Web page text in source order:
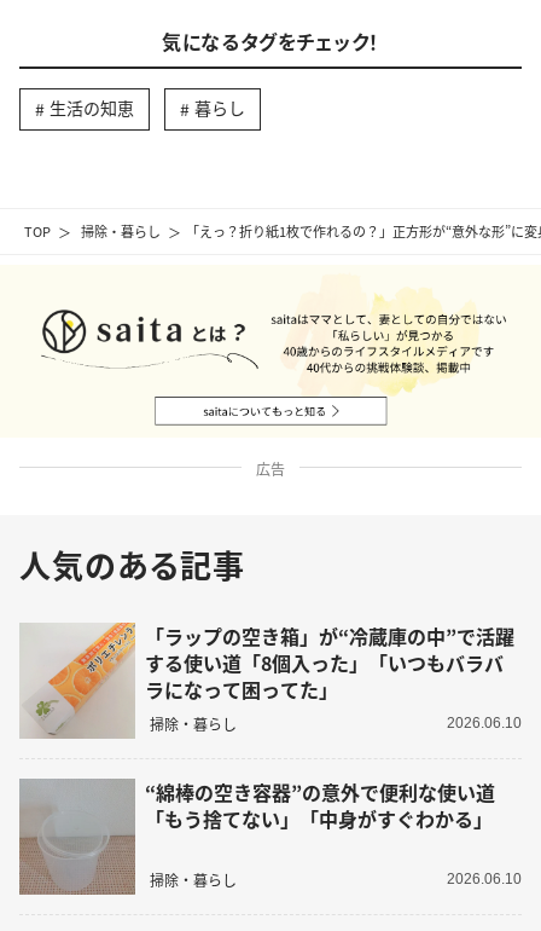
TOP 掃除・暮らし 「えっ？折り紙1枚で作れるの？」正方形が“意外な形”に
気になるタグをチェック！
生活の知恵 暮らし
広告
人気のある記事
「ラップの空き箱」が“冷蔵庫の中”で活躍
する使い道「8個入った」「いつもバラバ
ラになって困ってた」
掃除・暮らし 2026.06.10
“綿棒の空き容器”の意外で便利な使い道
「もう捨てない」「中身がすぐわかる」
掃除・暮らし 2026.06.10